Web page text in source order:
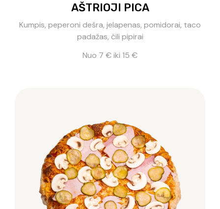
AŠTRIOJI PICA
Kumpis, peperoni dešra, jelapenas, pomidorai, taco
padažas, čili pipirai
Nuo 7 € iki 15 €